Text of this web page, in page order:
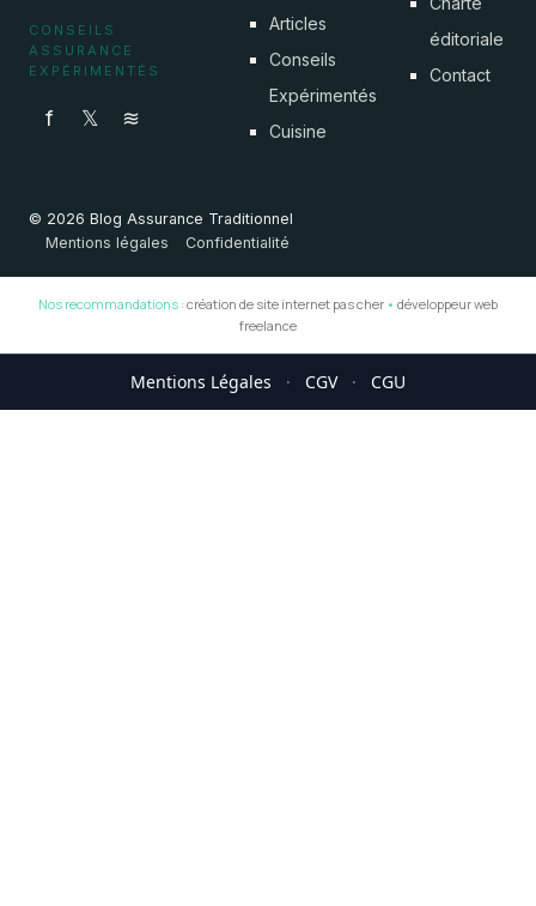
CONSEILS
ASSURANCE
EXPÉRIMENTÉS
f 𝕏 ≋
Articles
Conseils
Expérimentés
Cuisine
éditoriale
Contact
© 2026 Blog Assurance Traditionnel
Mentions légales
Confidentialité
Nos recommandations : création de site internet pas cher • développeur web
freelance
Mentions Légales · CGV · CGU